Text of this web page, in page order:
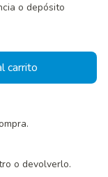
o depósito
o devolverlo.